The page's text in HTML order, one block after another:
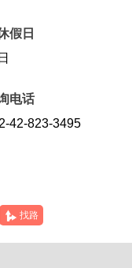
假日
电话
42-823-3495
找路